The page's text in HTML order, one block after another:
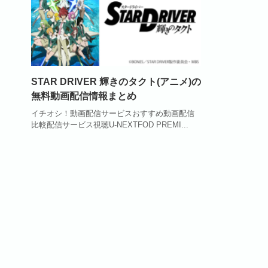
STAR DRIVER 輝きのタクト(アニメ)の
無料動画配信情報まとめ
イチオシ！動画配信サービスおすすめ動画配信
比較配信サービス視聴U-NEXTFOD PREMI...